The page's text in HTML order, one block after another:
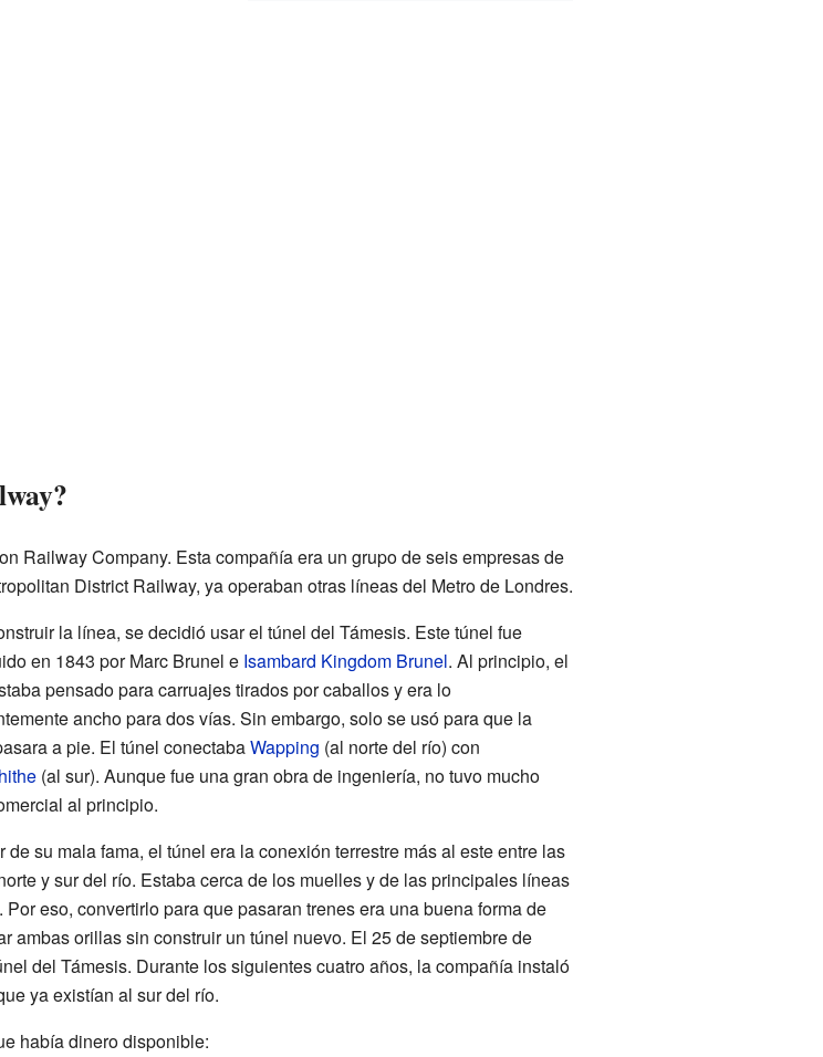
Railway Company. Esta compañía era un grupo de seis empresas de
District Railway, ya operaban otras líneas del Metro de Londres.
la línea, se decidió usar el túnel del Támesis. Este túnel fue
en 1843 por Marc Brunel e Isambard Kingdom Brunel. Al principio, el
pensado para carruajes tirados por caballos y era lo
ancho para dos vías. Sin embargo, solo se usó para que la
a pie. El túnel conectabaWapping (al norte del río) con
(al sur). Aunque fue una gran obra de ingeniería, no tuvo mucho
al principio.
de su mala fama, el túnel era la conexión terrestre más al este entre las
y sur del río. Estaba cerca de los muelles y de las principales líneas
Por eso, convertirlo para que pasaran trenes era una buena forma de
ambas orillas sin construir un túnel nuevo. El 25 de septiembre de
del Támesis. Durante los siguientes cuatro años, la compañía instaló
ya existían al sur del río.
había dinero disponible: